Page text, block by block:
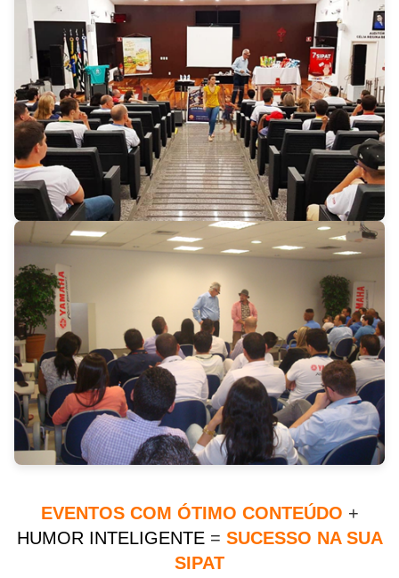
EVENTOS COM ÓTIMO CONTEÚDO +
HUMOR INTELIGENTE = SUCESSO NA SUA
SIPAT